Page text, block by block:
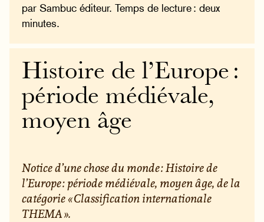
par Sambuc éditeur. Temps de lecture : deux
minutes.
Histoire de l’Europe :
période médiévale,
moyen âge
Notice d’une chose du monde : Histoire de
l’Europe : période médiévale, moyen âge, de la
catégorie « Classification internationale
THEMA ».